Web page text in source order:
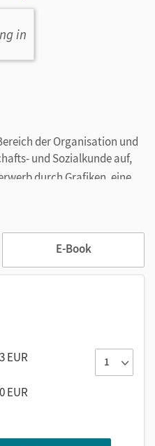
der Organisation und
und Sozialkunde auf,
durch Grafiken, eine
und durchdachte
am Ende eines Lernfeldes
sowie durch Aufgaben am
über die PagePlayer-App
zu komplexen Abläufen
E-Book
EUR
EUR